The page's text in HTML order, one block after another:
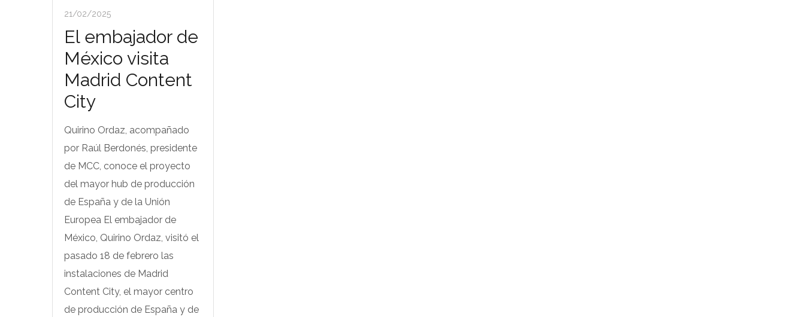
21/02/2025
El embajador de
México visita
Madrid Content
City
Quirino Ordaz, acompañado
por Raúl Berdonés, presidente
de MCC, conoce el proyecto
del mayor hub de producción
de España y de la Unión
Europea El embajador de
México, Quirino Ordaz, visitó el
pasado 18 de febrero las
instalaciones de Madrid
Content City, el mayor centro
de producción de España y de